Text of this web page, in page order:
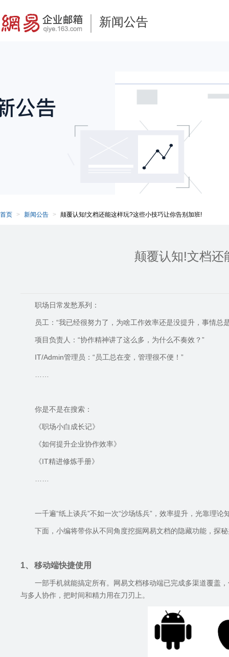
新闻公告
首页 新闻公告 颠覆认知!文档还能这样玩?这些小技巧让你告别加班!
颠覆认知!文档还
职场日常发愁系列：
员工：“我已经很努力了，为啥工作效率还是没提升，事情总
项目负责人：“协作精神讲了这么多，为什么不奏效？”
IT/Admin管理员：“员工总在变，管理很不便！”
你是不是在搜索：
《职场小白成长记》
《如何提升企业协作效率》
《IT精进修炼手册》
一千遍“纸上谈兵”不如一次“沙场练兵”，效率提升，光靠理论
下面，小编将带你从不同角度挖掘网易文档的隐藏功能，探
1、 移动端快捷使用
一部手机就能搞定所有。网易文档移动端已完成多渠道覆盖
与多人协作，把时间和精力用在刀刃上。